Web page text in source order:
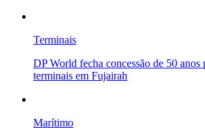
Terminais
DP World fecha concessão de 50 anos
terminais em Fujairah
Marítimo